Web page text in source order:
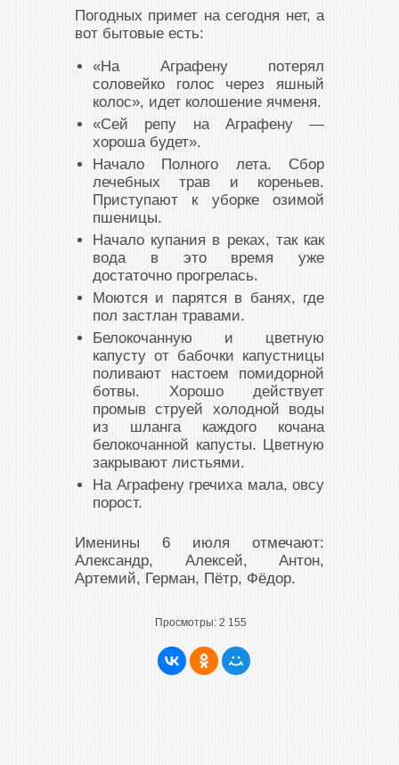
Погодных примет на сегодня нет, а
вот бытовые есть:
«На Аграфену потерял
соловейко голос через яшный
колос», идет колошение ячменя.
«Сей репу на Аграфену —
хороша будет».
Начало Полного лета. Сбор
лечебных трав и кореньев.
Приступают к уборке озимой
пшеницы.
Начало купания в реках, так как
вода в это время уже
достаточно прогрелась.
Моются и парятся в банях, где
пол застлан травами.
Белокочанную и цветную
капусту от бабочки капустницы
поливают настоем помидорной
ботвы. Хорошо действует
промыв струей холодной воды
из шланга каждого кочана
белокочанной капусты. Цветную
закрывают листьями.
На Аграфену гречиха мала, овсу
порост.
Именины 6 июля отмечают:
Александр, Алексей, Антон,
Артемий, Герман, Пётр, Фёдор.
Просмотры: 2 155